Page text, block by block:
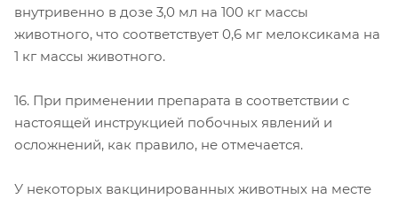
внутривенно в дозе 3,0 мл на 100 кг массы
животного, что соответствует 0,6 мг мелоксикама на
1 кг массы животного.
16. При применении препарата в соответствии с
настоящей инструкцией побочных явлений и
осложнений, как правило, не отмечается.
У некоторых вакцинированных животных на месте